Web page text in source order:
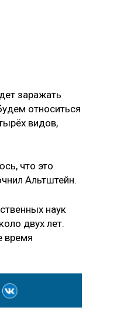
заражать
относиться
видов,
что это
Альтштейн.
наук
двух лет.
время